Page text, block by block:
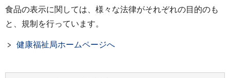
食品の表示に関しては、様々な法律がそれぞれの目的のも
と、規制を行っています。
健康福祉局ホームページへ